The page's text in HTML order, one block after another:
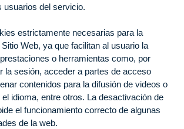
usuarios del servicio.
estrictamente necesarias para la
Web, ya que facilitan al usuario la
o herramientas como, por
la sesión, acceder a partes de acceso
contenidos para la difusión de videos o
idioma, entre otros. La desactivación de
el funcionamiento correcto de algunas
de la web.